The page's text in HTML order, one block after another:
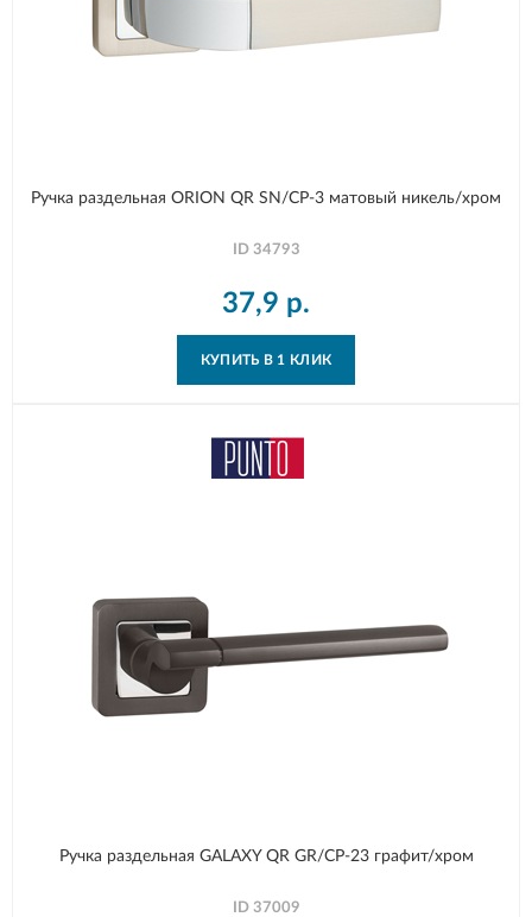
Ручка раздельная ORION QR SN/CP-3 матовый никель/хром
ID 34793
37,9 р.
КУПИТЬ В 1 КЛИК
Ручка раздельная GALAXY QR GR/CP-23 графит/хром
ID 37009